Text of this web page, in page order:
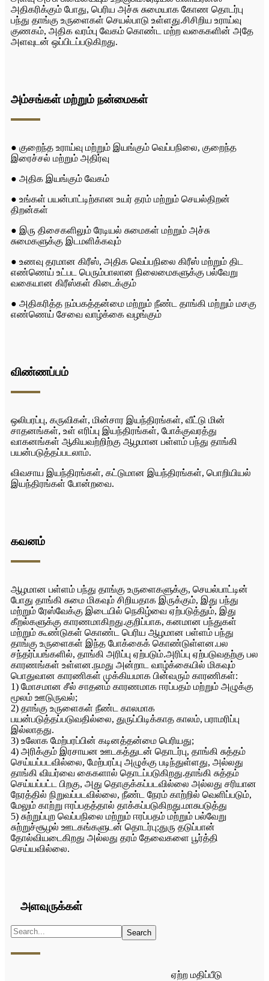
அதிகரிக்கும் போது, ​​பெரிய அச்சு சுமையாக கோண தொடர்பு
பந்து தாங்கு உருளைகள் செயல்பாடு உள்ளது.சிசிறிய உராய்வு
குணகம், அதிக வரம்பு வேகம் கொண்ட மற்ற வகைகளின் அதே
அளவுடன் ஒப்பிடப்படுகிறது.
அம்சங்கள் மற்றும் நன்மைகள்
● குறைந்த உராய்வு மற்றும் இயங்கும் வெப்பநிலை, குறைந்த
இரைச்சல் மற்றும் அதிர்வு
● அதிக இயங்கும் வேகம்
● உங்கள் பயன்பாட்டிற்கான உயர் தரம் மற்றும் செயல்திறன்
திறன்கள்
● இரு திசைகளிலும் ரேடியல் சுமைகள் மற்றும் அச்சு
சுமைகளுக்கு இடமளிக்கவும்
● உணவு தரமான கிரீஸ், அதிக வெப்பநிலை கிரீஸ் மற்றும் திட
எண்ணெய் உட்பட பெரும்பாலான நிலைமைகளுக்கு பல்வேறு
வகையான கிரீஸ்கள் கிடைக்கும்
● அதிகரித்த நம்பகத்தன்மை மற்றும் நீண்ட தாங்கி மற்றும் மசகு
எண்ணெய் சேவை வாழ்க்கை வழங்கும்
விண்ணப்பம்
ஒலிபரப்பு, கருவிகள், மின்சார இயந்திரங்கள், வீட்டு மின்
சாதனங்கள், உள் எரிப்பு இயந்திரங்கள், போக்குவரத்து
வாகனங்கள் ஆகியவற்றிற்கு ஆழமான பள்ளம் பந்து தாங்கி
பயன்படுத்தப்படலாம்.
விவசாய இயந்திரங்கள், கட்டுமான இயந்திரங்கள், பொறியியல்
இயந்திரங்கள் போன்றவை.
கவனம்
ஆழமான பள்ளம் பந்து தாங்கு உருளைகளுக்கு, செயல்பாட்டின்
போது தாங்கி சுமை மிகவும் சிறியதாக இருக்கும், இது பந்து
மற்றும் ரேஸ்வேக்கு இடையில் நெகிழ்வை ஏற்படுத்தும், இது
கீறல்களுக்கு காரணமாகிறது.குறிப்பாக, கனமான பந்துகள்
மற்றும் கூண்டுகள் கொண்ட பெரிய ஆழமான பள்ளம் பந்து
தாங்கு உருளைகள் இந்த போக்கைக் கொண்டுள்ளன.பல
சந்தர்ப்பங்களில், தாங்கி அரிப்பு ஏற்படும்.அரிப்பு ஏற்படுவதற்கு பல
காரணங்கள் உள்ளன.நமது அன்றாட வாழ்க்கையில் மிகவும்
பொதுவான காரணிகள் முக்கியமாக பின்வரும் காரணிகள்:
1) மோசமான சீல் சாதனம் காரணமாக ஈரப்பதம் மற்றும் அழுக்கு
மூலம் ஊடுருவல்;
2) தாங்கு உருளைகள் நீண்ட காலமாக
பயன்படுத்தப்படுவதில்லை, துருப்பிடிக்காத காலம், பராமரிப்பு
இல்லாதது.
3) உலோக மேற்பரப்பின் கடினத்தன்மை பெரியது;
4) அரிக்கும் இரசாயன ஊடகத்துடன் தொடர்பு, தாங்கி சுத்தம்
செய்யப்படவில்லை, மேற்பரப்பு அழுக்கு படிந்துள்ளது, அல்லது
தாங்கி வியர்வை கைகளால் தொடப்படுகிறது.தாங்கி சுத்தம்
செய்யப்பட்ட பிறகு, அது தொகுக்கப்படவில்லை அல்லது சரியான
நேரத்தில் நிறுவப்படவில்லை, நீண்ட நேரம் காற்றில் வெளிப்படும்,
மேலும் காற்று ஈரப்பதத்தால் தாக்கப்படுகிறது.மாசுபடுத்து
5) சுற்றுப்புற வெப்பநிலை மற்றும் ஈரப்பதம் மற்றும் பல்வேறு
சுற்றுச்சூழல் ஊடகங்களுடன் தொடர்பு;துரு தடுப்பான்
தோல்வியடைகிறது அல்லது தரம் தேவைகளை பூர்த்தி
செய்யவில்லை.
அளவுருக்கள்
ஏற்ற மதிப்பீடு